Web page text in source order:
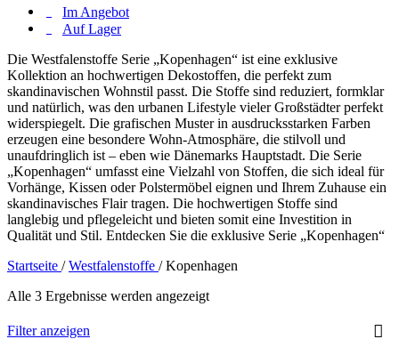
Im Angebot
Auf Lager
Die Westfalenstoffe Serie „Kopenhagen“ ist eine exklusive
Kollektion an hochwertigen Dekostoffen, die perfekt zum
skandinavischen Wohnstil passt. Die Stoffe sind reduziert, formklar
und natürlich, was den urbanen Lifestyle vieler Großstädter perfekt
widerspiegelt. Die grafischen Muster in ausdrucksstarken Farben
erzeugen eine besondere Wohn-Atmosphäre, die stilvoll und
unaufdringlich ist – eben wie Dänemarks Hauptstadt. Die Serie
„Kopenhagen“ umfasst eine Vielzahl von Stoffen, die sich ideal für
Vorhänge, Kissen oder Polstermöbel eignen und Ihrem Zuhause ein
skandinavisches Flair tragen. Die hochwertigen Stoffe sind
langlebig und pflegeleicht und bieten somit eine Investition in
Qualität und Stil. Entdecken Sie die exklusive Serie „Kopenhagen“
Startseite / Westfalenstoffe / Kopenhagen
Alle 3 Ergebnisse werden angezeigt
Filter anzeigen